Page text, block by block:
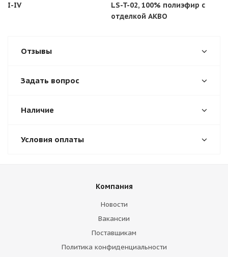
I-IV
LS-T-02, 100% полиэфир с
отделкой АКВО
Отзывы
Задать вопрос
Наличие
Условия оплаты
Компания
Новости
Вакансии
Поставщикам
Политика конфиденциальности